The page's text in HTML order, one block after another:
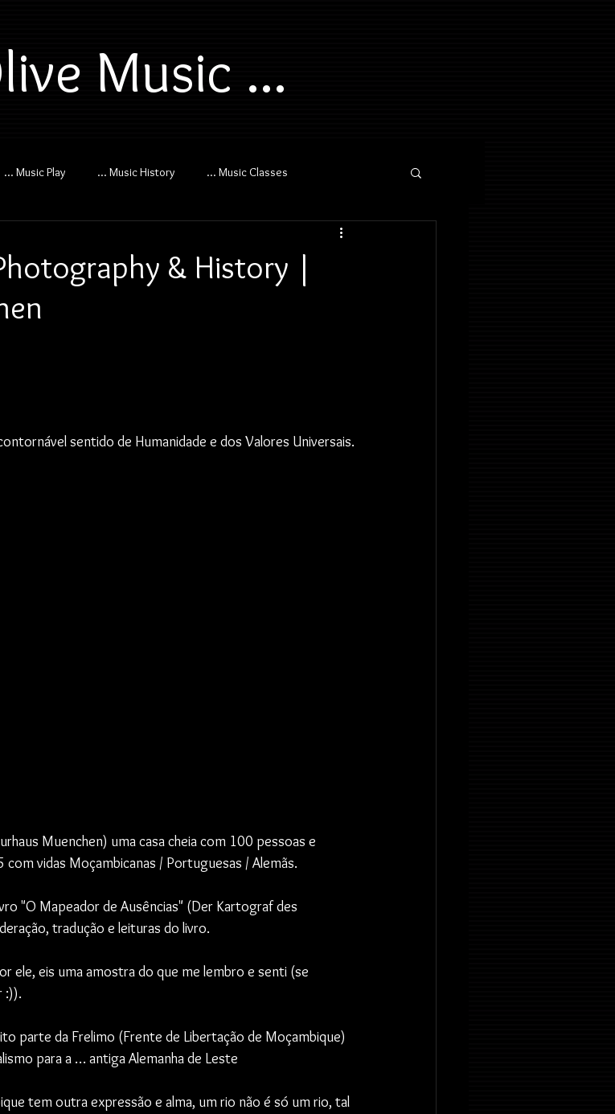
Music ...
... Music Play ... Music History ... Music Classes
& History |
sentido de Humanidade e dos Valores Universais.
Muenchen) uma casa cheia com 100 pessoas e
vidas Moçambicanas / Portuguesas / Alemãs.
"O Mapeador de Ausências" (Der Kartograf des
tradução e leituras do livro.
ele, eis uma amostra do que me lembro e senti (se
:)).
parte da Frelimo (Frente de Libertação de Moçambique)
para a … antiga Alemanha de Leste
tem outra expressão e alma, um rio não é só um rio, tal